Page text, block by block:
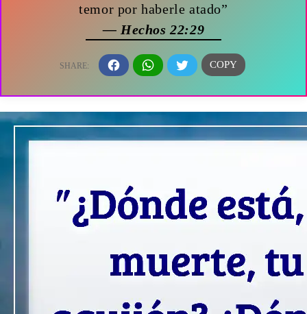
temor por haberle atado”
— Hechos 22:29